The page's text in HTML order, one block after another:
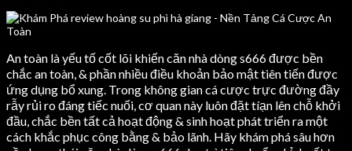
An toàn là yếu tố cốt lõi khiến căn nhà dòng s666 được bền
chắc an toàn, & phần nhiều điều khoản bảo mật tiên tiến được
ứng dụng bổ xung. Trong không gian cá cược trực đường đầy
rẫy rủi ro đáng tiếc nuối, cơ quan này luôn đặt tíạn lên chỗ khởi
đầu, chắc bền tất cả hoạt động & sinh hoạt phát triển ra một
cách khắc phục công bằng & bảo lãnh. Hãy khám phá sâu hơn